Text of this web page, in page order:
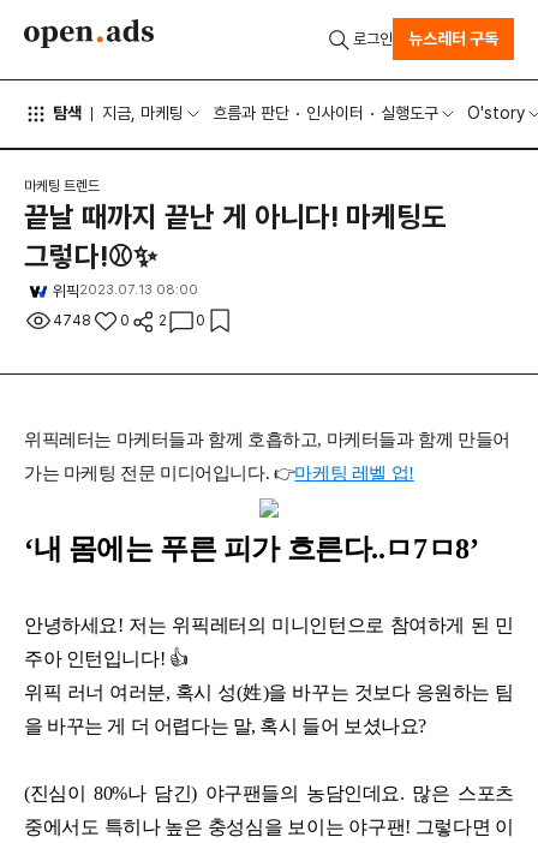
탐색 지금, 마케팅 흐름과 판단 인사이터 실행도구 O'story
로그인 뉴스레터 구독
마케팅 트렌드
끝날 때까지 끝난 게 아니다! 마케팅도
그렇다!⚾✨
위픽2023.07.13 08:00
4748 0 2 0
위픽레터는 마케터들과 함께 호흡하고, 마케터들과 함께 만들어
가는 마케팅 전문 미디어입니다. 👉마케팅 레벨 업!
‘내 몸에는 푸른 피가 흐른다..ㅁ7ㅁ8’
안녕하세요! 저는 위픽레터의 미니인턴으로 참여하게 된 민
주아 인턴입니다! 👍
위픽 러너 여러분, 혹시 성(姓)을 바꾸는 것보다 응원하는 팀
을 바꾸는 게 더 어렵다는 말, 혹시 들어 보셨나요?
(진심이 80%나 담긴) 야구팬들의 농담인데요. 많은 스포츠
중에서도 특히나 높은 충성심을 보이는 야구팬! 그렇다면 이